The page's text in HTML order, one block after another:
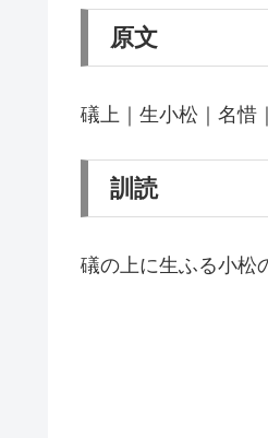
原文
礒上｜生小松｜名惜
訓読
礒の上に生ふる小松